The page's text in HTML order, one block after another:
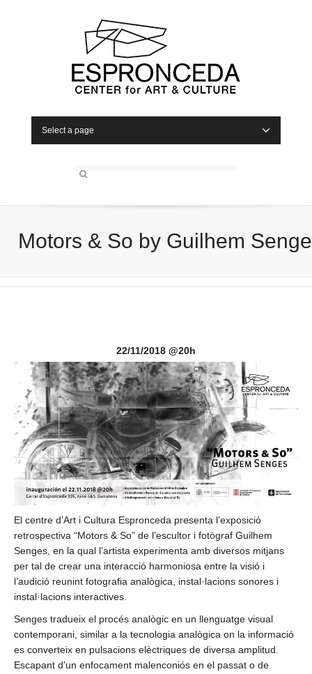
Select a page
Motors & So by Guilhem
22/11/2018 @20h
El centre d’Art i Cultura Espronceda presenta l’exposició
retrospectiva “Motors & So” de l’escultor i fotògraf Guilhem
Senges, en la qual l’artista experimenta amb diversos mitjans
per tal de crear una interacció harmoniosa entre la visió i
l’audició reunint fotografia analògica, instal·lacions sonores i
instal·lacions interactives.
Senges tradueix el procés analògic en un llenguatge visual
contemporani, similar a la tecnologia analògica on la informació
es converteix en pulsacions elèctriques de diversa amplitud.
Escapant d’un enfocament malenconiós en el passat o de